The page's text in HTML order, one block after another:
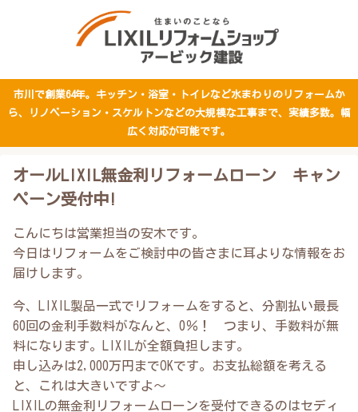
市川で創業64年。キッチン・浴室・トイレなど水まわりのリフォームか
ら、リノベーション・スケルトンなどの大規模な工事まで、実績多数。幅
広く対応が可能です。
オールLIXIL無金利リフォームローン キャン
ペーン受付中!
こんにちは営業担当の安木です。
今日はリフォームをご検討中の皆さまに耳よりな情報をお
届けします。
今、LIXIL製品一式でリフォームをすると、分割払い最長
60回の金利手数料がなんと、0％！ つまり、手数料が無
料になります。LIXILが全額負担します。
申し込みは2,000万円までOKです。お支払総額を考える
と、これは大きいですよ～
LIXILの無金利リフォームローンを受付できるのはセディ